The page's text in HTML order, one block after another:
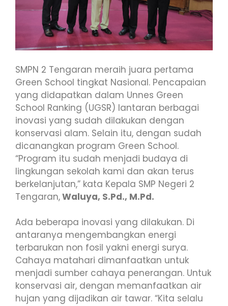
SMPN 2 Tengaran meraih juara pertama
Green School tingkat Nasional. Pencapaian
yang didapatkan dalam Unnes Green
School Ranking (UGSR) lantaran berbagai
inovasi yang sudah dilakukan dengan
konservasi alam. Selain itu, dengan sudah
dicanangkan program Green School.
“Program itu sudah menjadi budaya di
lingkungan sekolah kami dan akan terus
berkelanjutan,” kata Kepala SMP Negeri 2
Tengaran,Waluya, S.Pd., M.Pd.
Ada beberapa inovasi yang dilakukan. Di
antaranya mengembangkan energi
terbarukan non fosil yakni energi surya.
Cahaya matahari dimanfaatkan untuk
menjadi sumber cahaya penerangan. Untuk
konservasi air, dengan memanfaatkan air
hujan yang dijadikan air tawar. “Kita selalu